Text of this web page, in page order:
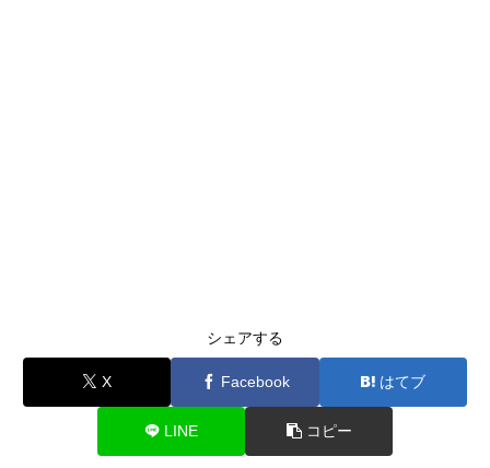
シェアする
X Facebook はてブ
LINE コピー